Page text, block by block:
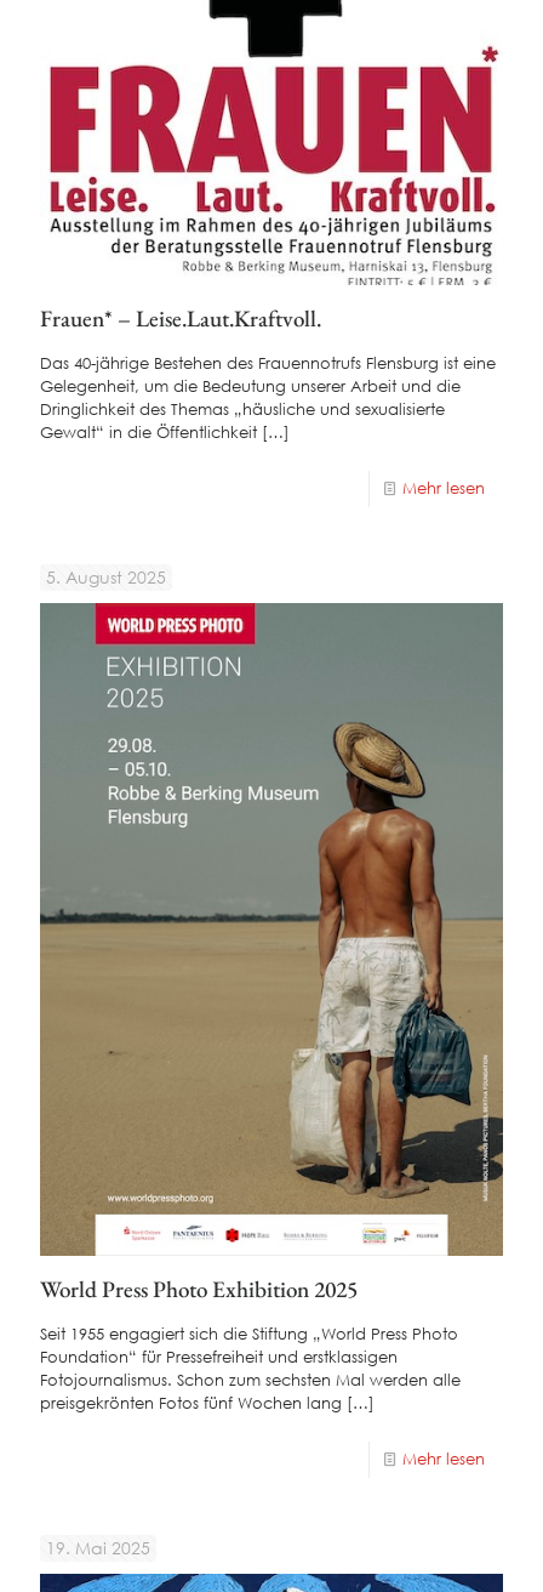
Frauen* – Leise.Laut.Kraftvoll.
Das 40-jährige Bestehen des Frauennotrufs Flensburg ist eine
Gelegenheit, um die Bedeutung unserer Arbeit und die
Dringlichkeit des Themas „häusliche und sexualisierte
Gewalt“ in die Öffentlichkeit […]
Mehr lesen
5. August 2025
World Press Photo Exhibition 2025
Seit 1955 engagiert sich die Stiftung „World Press Photo
Foundation“ für Pressefreiheit und erstklassigen
Fotojournalismus. Schon zum sechsten Mal werden alle
preisgekrönten Fotos fünf Wochen lang […]
Mehr lesen
19. Mai 2025